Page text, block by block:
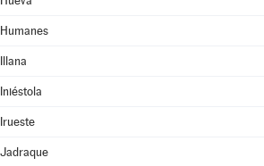
Humanes
Illana
Iniéstola
Irueste
Jadraque